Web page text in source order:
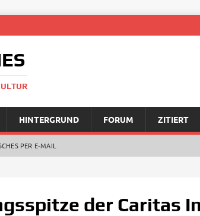
HINTERGRUND FORUM ZITIERT
PER E‑MAIL
der Caritas